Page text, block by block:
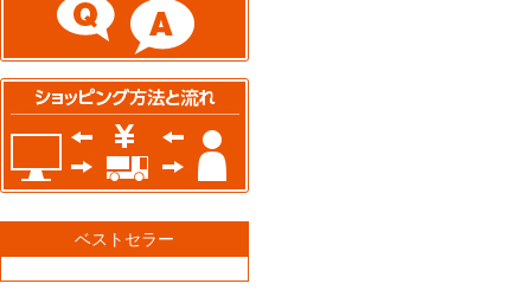
ベストセラー